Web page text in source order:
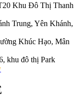
Khu Đô Thị Thanh
Trung, Yên Khánh,
Khúc Hạo, Mân
khu đô thị Park